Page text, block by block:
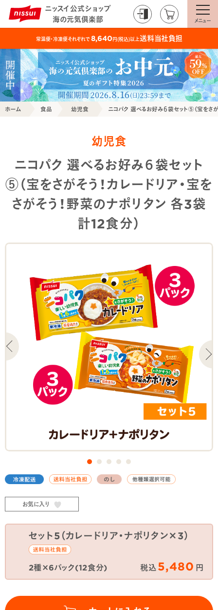
ニッスイ公式ショップ
海の元気倶楽部
メニュー
常温便・冷凍便それぞれで8,640円(税込)以上送料当社負担
ホーム 食品 幼児食 ニコパク 選べるお好み６袋セット⑤（宝をさ
幼児食
ニコパク 選べるお好み６袋セット
⑤（宝をさがそう！カレードリア・宝を
さがそう！野菜のナポリタン 各3袋
計12食分）
セット5（カレードリア・ナポリタン×3）
2種×6パック(12食分) 税込5,480 円
お気に入り